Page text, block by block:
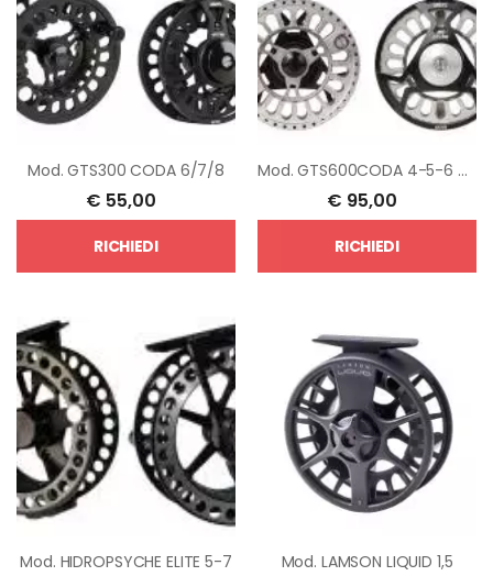
Mod.GTS300 CODA 6/7/8
€ 55,00
RICHIEDI
Mod.GTS600CODA 4-5-6 e 6-7-8
€ 95,00
RICHIEDI
Mod. HIDROPSYCHE ELITE 5-7 Mod. LAMSON LIQUID 1,5